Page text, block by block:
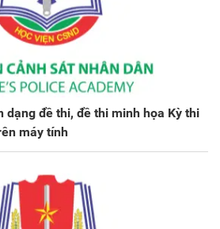
dạng đề thi, đề thi minh họa Kỳ thi
máy tính